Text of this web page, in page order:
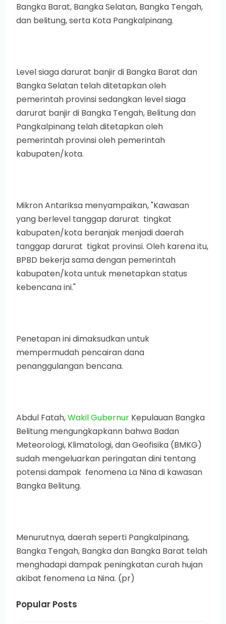
Bangka Barat, Bangka Selatan, Bangka Tengah,
dan belitung, serta Kota Pangkalpinang.
Level siaga darurat banjir di Bangka Barat dan
Bangka Selatan telah ditetapkan oleh
pemerintah provinsi sedangkan level siaga
darurat banjir di Bangka Tengah, Belitung dan
Pangkalpinang telah ditetapkan oleh
pemerintah provinsi oleh pemerintah
kabupaten/kota.
Mikron Antariksa menyampaikan, "Kawasan
yang berlevel tanggap darurat tingkat
kabupaten/kota beranjak menjadi daerah
tanggap darurat tigkat provinsi. Oleh karena itu,
BPBD bekerja sama dengan pemerintah
kabupaten/kota untuk menetapkan status
kebencana ini."
Penetapan ini dimaksudkan untuk
mempermudah pencairan dana
penanggulangan bencana.
Abdul Fatah,Wakil Gubernur Kepulauan Bangka
Belitung mengungkapkann bahwa Badan
Meteorologi, Klimatologi, dan Geofisika (BMKG)
sudah mengeluarkan peringatan dini tentang
potensi dampak fenomena La Nina di kawasan
Bangka Belitung.
Menurutnya, daerah seperti Pangkalpinang,
Bangka Tengah, Bangka dan Bangka Barat telah
menghadapi dampak peningkatan curah hujan
akibat fenomena La Nina. (pr)
Popular Posts